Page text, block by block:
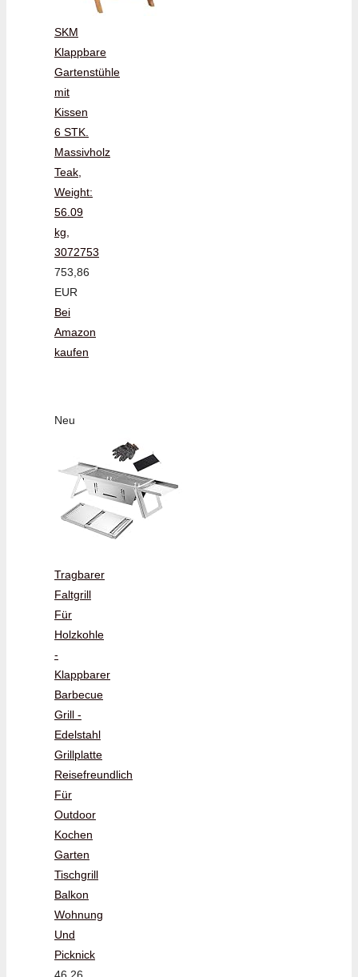
SKM
Klappbare
Gartenstühle
mit
Kissen
6 STK.
Massivholz
Teak,
Weight:
56.09
kg,
3072753
753,86
EUR
Bei
Amazon
kaufen
Neu
Tragbarer
Faltgrill
Für
Holzkohle
-
Klappbarer
Barbecue
Grill -
Edelstahl
Grillplatte
Reisefreundlich
Für
Outdoor
Kochen
Garten
Tischgrill
Balkon
Wohnung
Und
Picknick